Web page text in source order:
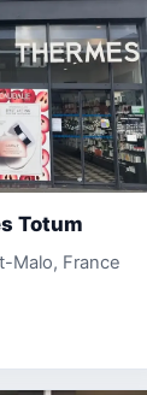
Totum
Malo, France